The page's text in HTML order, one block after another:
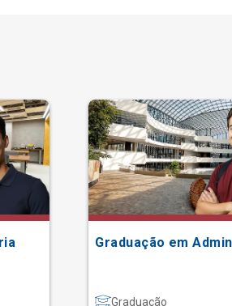
Graduação em
Graduação